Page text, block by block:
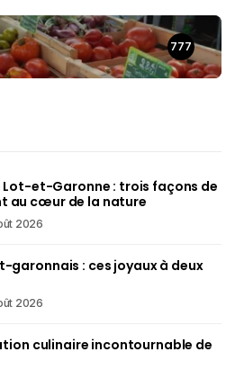
777
Lot-et-Garonne : trois façons de
au cœur de la nature
2026
: ces joyaux à deux
2026
culinaire incontournable de